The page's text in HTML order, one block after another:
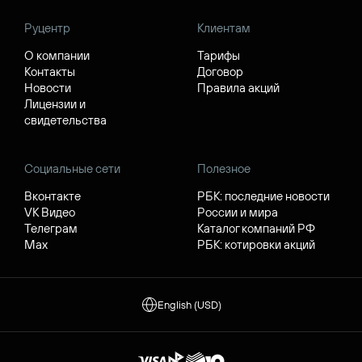
Руцентр
О компании
Контакты
Новости
Лицензии и
свидетельства
Клиентам
Тарифы
Договор
Правила акций
Социальные сети
Вконтакте
VK Видео
Телеграм
Max
Полезное
РБК: последние новости
России и мира
Каталог компаний РФ
РБК: котировки акций
English (USD)